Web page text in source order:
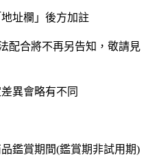
址欄」後方加註
配合將不再另告知，敬請見
異會略有不同
鑑賞期間(鑑賞期非試用期)